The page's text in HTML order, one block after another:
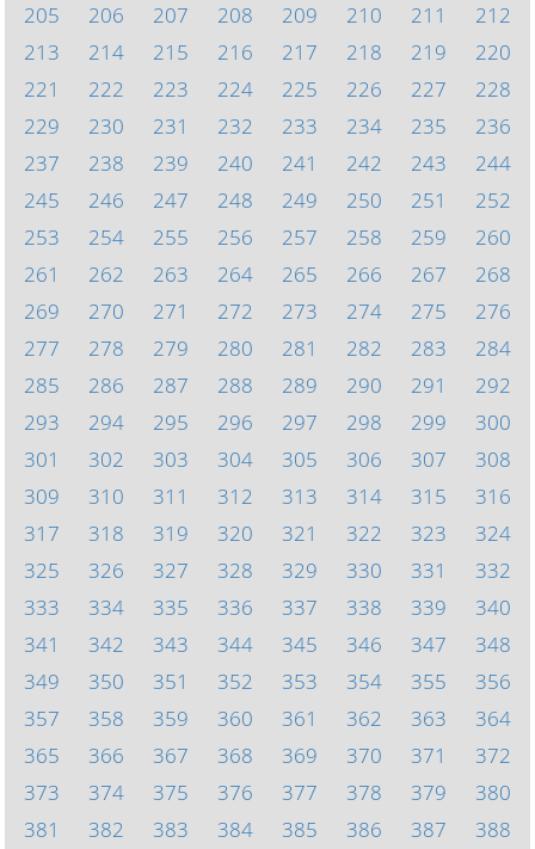
205
206 207 208 209 210 211
212
213
214 215 216 217 218 219
220
221
222 223 224 225 226 227
228
229
230 231 232 233 234 235
236
237
238 239 240 241 242 243
244
245
246 247 248 249 250 251
252
253
254 255 256 257 258 259
260
261
262 263 264 265 266 267
268
269
270 271 272 273 274 275
276
277
278 279 280 281 282 283
284
285
286 287 288 289 290 291
292
293
294 295 296 297 298 299
300
301
302 303 304 305 306 307
308
309
310 311 312 313 314 315
316
317
318 319 320 321 322 323
324
325
326 327 328 329 330 331
332
333
334 335 336 337 338 339
340
341
342 343 344 345 346 347
348
349
350 351 352 353 354 355
356
357
358 359 360 361 362 363
364
365
366 367 368 369 370 371
372
373
374 375 376 377 378 379
380
381
382 383 384 385 386 387 388